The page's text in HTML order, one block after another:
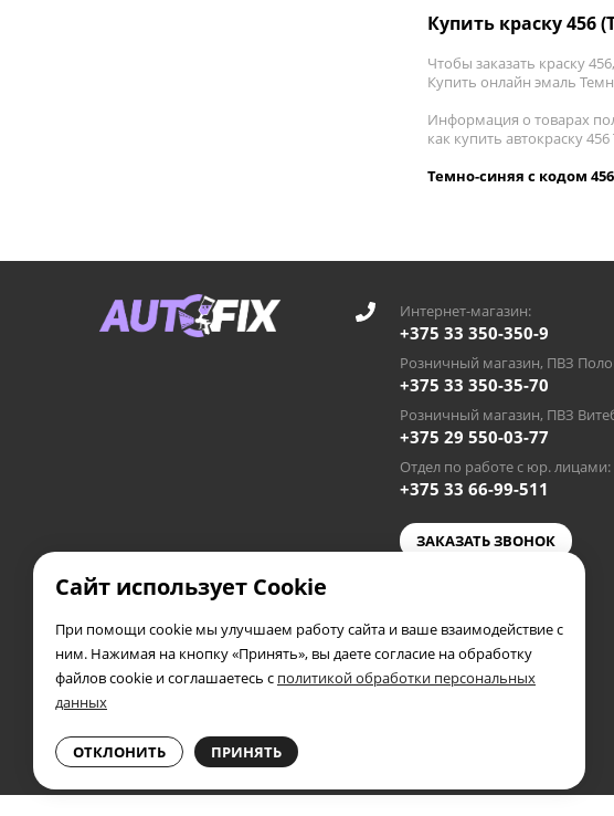
Купить краску 456
Чтобы заказать краску
Купить онлайн эмаль
Информация о товарах
как купить автокраску
Темно-синяя с кодом
Интернет-магазин:
+375 33 350-350-9
Розничный магазин, ПВЗ
+375 33 350-35-70
Розничный магазин, ПВЗ
+375 29 550-03-77
Отдел по работе с юр. лицами:
+375 33 66-99-511
ЗАКАЗАТЬ ЗВОНОК
2019 - 2026 © AUTOFIX.BY
Частное предприятие «Автосэлф», УНП 391953388
Информация о защите прав потребителей
Сайт использует Cookie
При помощи cookie мы улучшаем работу сайта и ваше взаимодействие с
ним. Нажимая на кнопку «Принять», вы даете согласие на обработку
файлов cookie и соглашаетесь с политикой обработки персональных
данных
ОТКЛОНИТЬ ПРИНЯТЬ